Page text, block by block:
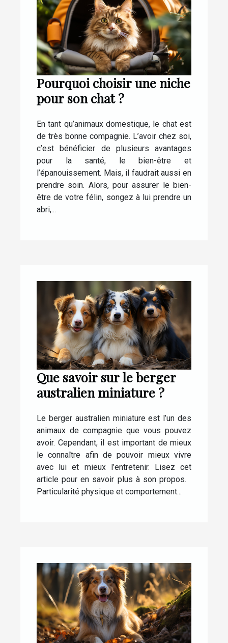
Pourquoi choisir une niche
pour son chat ?
En tant qu’animaux domestique, le chat est
de très bonne compagnie. L’avoir chez soi,
c’est bénéficier de plusieurs avantages
pour la santé, le bien-être et
l’épanouissement. Mais, il faudrait aussi en
prendre soin. Alors, pour assurer le bien-
être de votre félin, songez à lui prendre un
abri,...
Que savoir sur le berger
australien miniature ?
Le berger australien miniature est l’un des
animaux de compagnie que vous pouvez
avoir. Cependant, il est important de mieux
le connaître afin de pouvoir mieux vivre
avec lui et mieux l’entretenir. Lisez cet
article pour en savoir plus à son propos.
Particularité physique et comportement...